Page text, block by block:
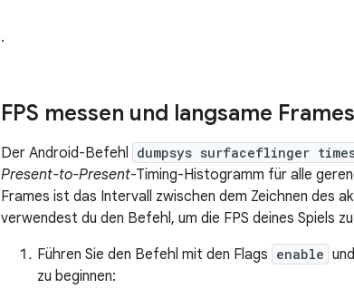
.
FPS messen und langsame
Der Android-Befehl dumpsys surfaceflinger
Present-to-Present-Timing-Histogramm für alle
Frames ist das Intervall zwischen dem Zeichnen des
verwendest du den Befehl, um die FPS deines Spiels
Führen Sie den Befehl mit den Flags enable und
zu beginnen: